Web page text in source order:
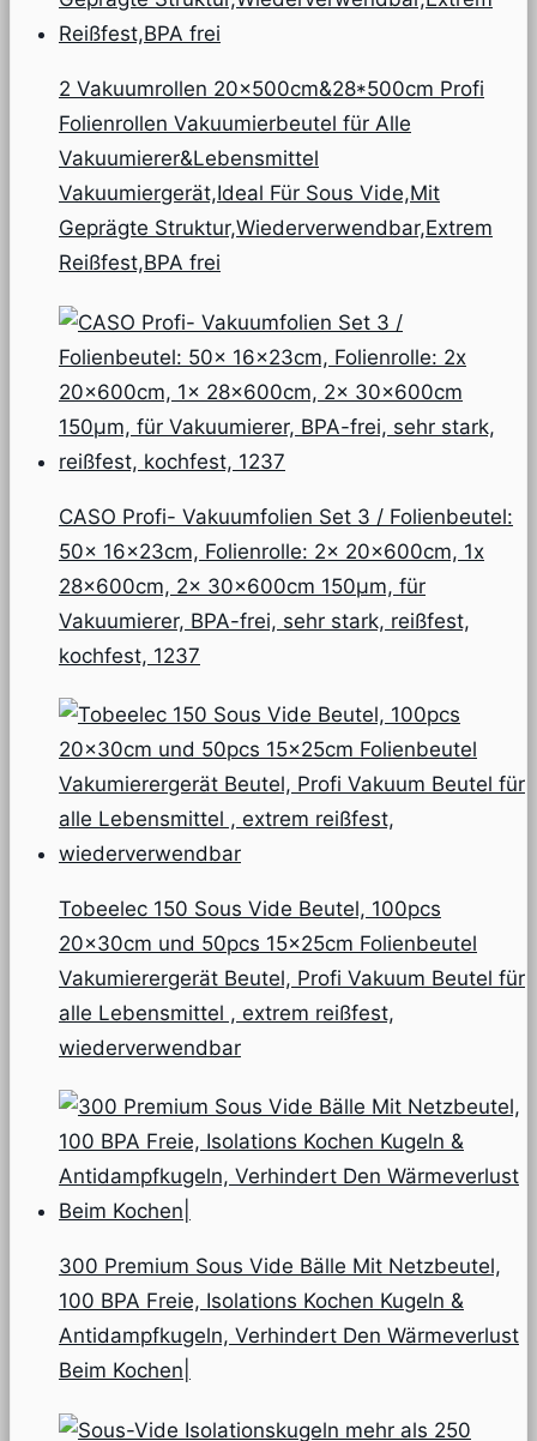
2 Vakuumrollen 20x500cm&28*500cm Profi
Folienrollen Vakuumierbeutel für Alle
Vakuumierer&Lebensmittel
Vakuumiergerät,Ideal Für Sous Vide,Mit
Geprägte Struktur,Wiederverwendbar,Extrem
Reißfest,BPA frei
CASO Profi- Vakuumfolien Set 3 / Folienbeutel:
50x 16x23cm, Folienrolle: 2x 20x600cm, 1x
28x600cm, 2x 30x600cm 150µm, für
Vakuumierer, BPA-frei, sehr stark, reißfest,
kochfest, 1237
Tobeelec 150 Sous Vide Beutel, 100pcs
20x30cm und 50pcs 15x25cm Folienbeutel
Vakumierergerät Beutel, Profi Vakuum Beutel für
alle Lebensmittel , extrem reißfest,
wiederverwendbar
300 Premium Sous Vide Bälle Mit Netzbeutel,
100 BPA Freie, Isolations Kochen Kugeln &
Antidampfkugeln, Verhindert Den Wärmeverlust
Beim Kochen|